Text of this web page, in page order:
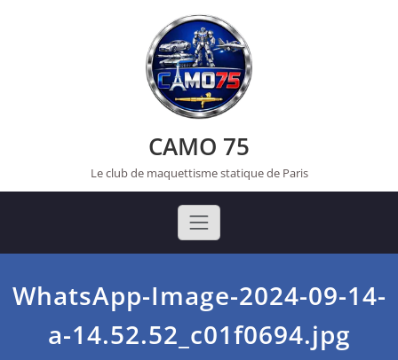
CAMO 75
Le club de maquettisme statique de Paris
WhatsApp-Image-2024-09-14-
a-14.52.52_c01f0694.jpg